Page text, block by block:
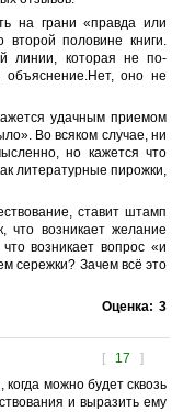
на грани «правда или
половине книги.
линии, которая не по-
объяснение.Нет, оно не
удачным приемом
Во всяком случае, ни
но кажется что
литературные пирожки,
ставит штамп
что возникает желание
возникает вопрос «и
сережки? Зачем всё это
Оценка: 3
[ 17 ]
можно будет сквозь
и выразить ему